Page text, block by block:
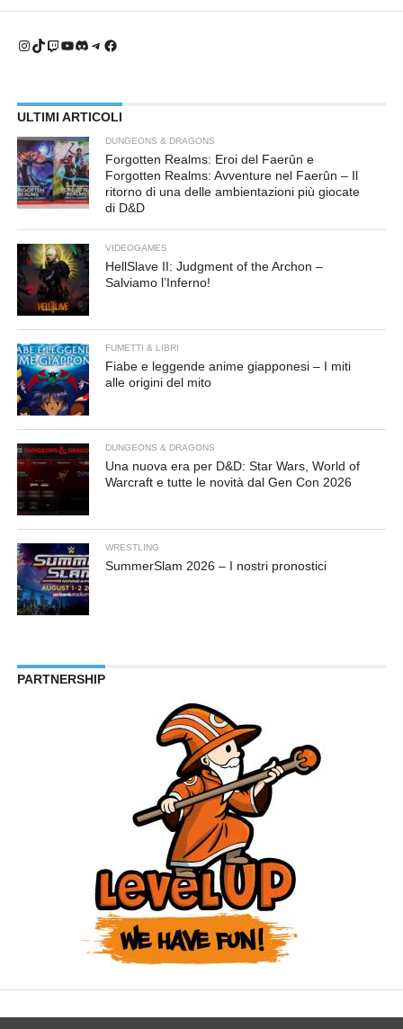
Instagram
TikTok
Twitch
YouTube
Discord
Telegram
Facebook
ULTIMI ARTICOLI
DUNGEONS & DRAGONS
Forgotten Realms: Eroi del Faerûn e
Forgotten Realms: Avventure nel Faerûn – Il
ritorno di una delle ambientazioni più giocate
di D&D
VIDEOGAMES
HellSlave II: Judgment of the Archon –
Salviamo l’Inferno!
FUMETTI & LIBRI
Fiabe e leggende anime giapponesi – I miti
alle origini del mito
DUNGEONS & DRAGONS
Una nuova era per D&D: Star Wars, World of
Warcraft e tutte le novità dal Gen Con 2026
WRESTLING
SummerSlam 2026 – I nostri pronostici
PARTNERSHIP